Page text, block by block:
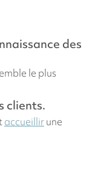
des
le plus
clients.
accueillirune